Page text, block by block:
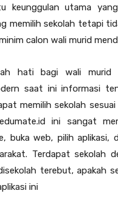
keunggulan utama
memilih sekolah tetapi
calon wali murid
hati bagi wali murid
saat ini informasi
memilih sekolah
ini sangat
buka web, pilih aplikasi,
Terdapat sekolah
terebut, apakah
ini